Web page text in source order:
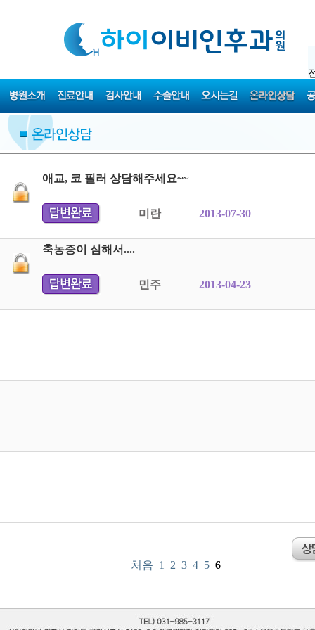
애교, 코 필러 상담해주세요~~
미란 2013-07-30
축농증이 심해서....
민주 2013-04-23
처음 1 2 3 4 5 6